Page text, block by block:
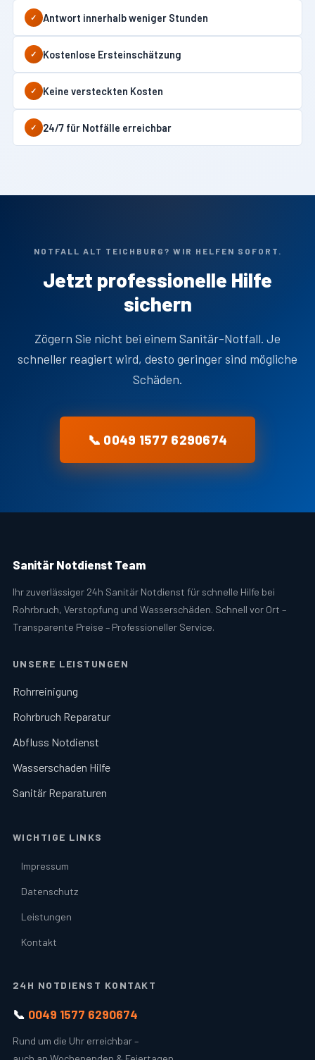
✓ Antwort innerhalb weniger Stunden
✓ Kostenlose Ersteinschätzung
✓ Keine versteckten Kosten
✓ 24/7 für Notfälle erreichbar
NOTFALL ALT TEICHBURG? WIR HELFEN SOFORT.
Jetzt professionelle Hilfe
sichern
Zögern Sie nicht bei einem Sanitär-Notfall. Je
schneller reagiert wird, desto geringer sind mögliche
Schäden.
📞 0049 1577 6290674
Sanitär Notdienst Team
Ihr zuverlässiger 24h Sanitär Notdienst für schnelle Hilfe bei
Rohrbruch, Verstopfung und Wasserschäden. Schnell vor Ort –
Transparente Preise – Professioneller Service.
UNSERE LEISTUNGEN
Rohrreinigung
Rohrbruch Reparatur
Abfluss Notdienst
Wasserschaden Hilfe
Sanitär Reparaturen
WICHTIGE LINKS
Impressum
Datenschutz
Leistungen
Kontakt
24H NOTDIENST KONTAKT
📞 0049 1577 6290674
Rund um die Uhr erreichbar –